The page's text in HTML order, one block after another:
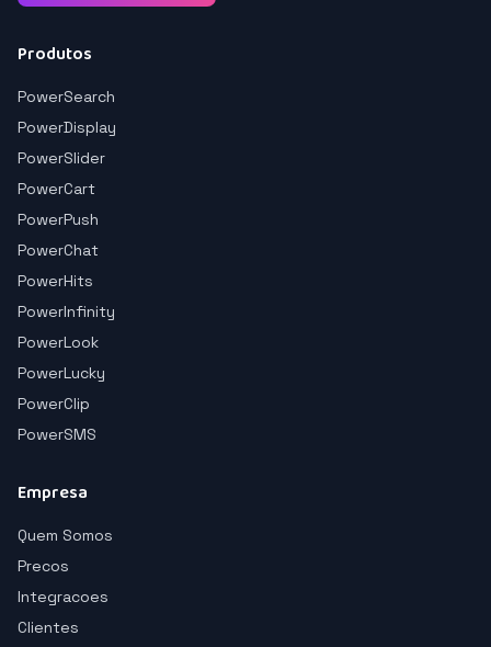
Produtos
PowerSearch
PowerDisplay
PowerSlider
PowerCart
PowerPush
PowerChat
PowerHits
PowerInfinity
PowerLook
PowerLucky
PowerClip
PowerSMS
Empresa
Quem Somos
Precos
Integracoes
Clientes